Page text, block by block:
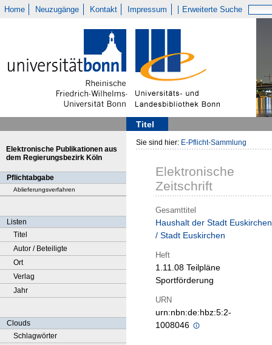
Home Neuzugänge Kontakt Impressum Erweiterte Suche
Titel
Elektronische Publikationen aus
dem Regierungsbezirk Köln
Pflichtabgabe
Ablieferungsverfahren
Listen
Titel
Autor / Beteiligte
Ort
Verlag
Jahr
Clouds
Schlagwörter
Sie sind hier: E-Pflicht-Sammlung
Elektronische
Zeitschrift
Gesamttitel
Haushalt der Stadt Euskirchen
/ Stadt Euskirchen
Heft
1.11.08 Teilpläne
Sportförderung
URN
urn:nbn:de:hbz:5:2-
1008046